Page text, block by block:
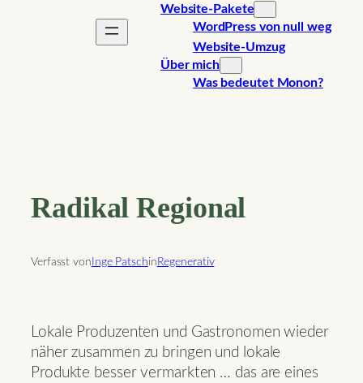
Website-Pakete
WordPress von null weg
Website-Umzug
Über mich
Was bedeutet Monon?
Radikal Regional
Verfasst von Inge Patschin Regenerativ
Lokale Produzenten und Gastronomen wieder
näher zusammen zu bringen und lokale
Produkte besser vermarkten … das are eines